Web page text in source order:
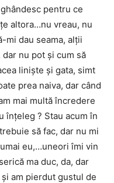
pentru ce
altora…nu vreau, nu
mi dau seama, alţii
nu pot şi cum să
linişte şi gata, simt
prea naiva, dar când
mai multă încredere
înţeleg ? Stau acum în
să fac, dar nu mi
eu,…uneori îmi vin
ma duc, da, dar
am pierdut gustul de